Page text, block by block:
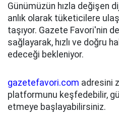
Günümüzün hızla değişen
anlık olarak tüketicilere
taşıyor. Gazete Favori'nin
sağlayarak, hızlı ve doğru
edeceği bekleniyor.
gazetefavori.com adresini
platformunu keşfedebilir,
etmeye başlayabilirsiniz.